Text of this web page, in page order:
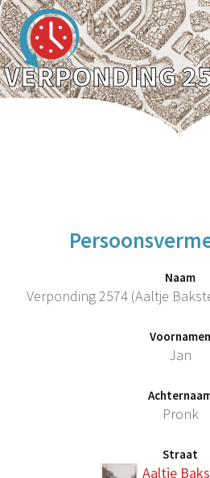
Naam
Verponding 2574 (Aaltje
Voornamen
Jan
Pronk
Straat
Aaltje